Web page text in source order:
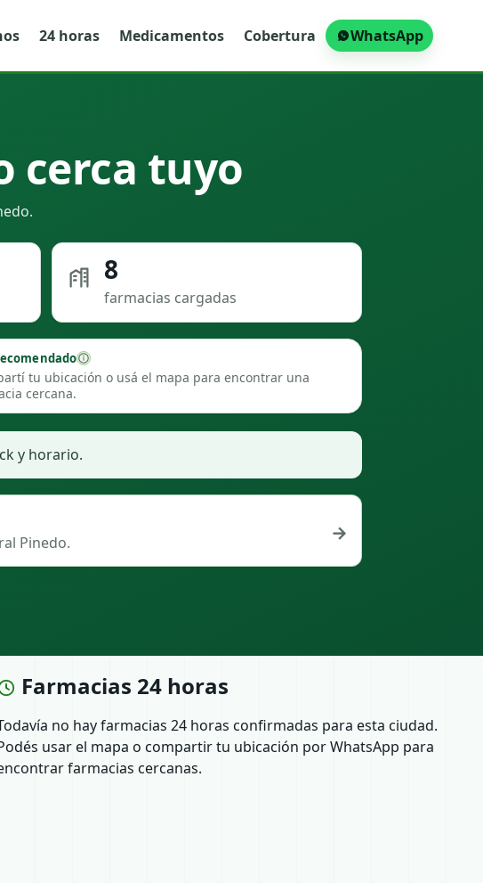
24 horas Medicamentos Cobertura WhatsApp
cerca tuyo
8
farmacias cargadas
tu ubicación o usá el mapa para encontrar una
cercana.
y horario.
Pinedo.
→
Farmacias 24 horas
no hay farmacias 24 horas confirmadas para esta ciudad.
usar el mapa o compartir tu ubicación por WhatsApp para
farmacias cercanas.